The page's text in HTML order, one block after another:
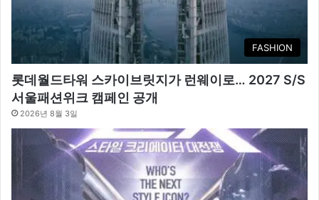
FASHION
롯데월드타워 스카이브릿지가 런웨이로… 2027 S/S
서울패션위크 캠페인 공개
2026년 8월 3일